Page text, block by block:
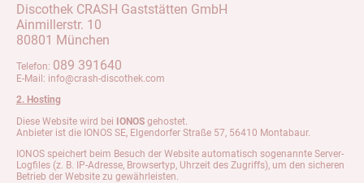
Discothek CRASH Gaststätten GmbH
Ainmillerstr. 10
80801 München
Telefon: 089 391640
E-Mail: info@crash-discothek.com
2. Hosting
Diese Website wird bei IONOS gehostet.
Anbieter ist die IONOS SE, Elgendorfer Straße 57, 56410 Montabaur.
IONOS speichert beim Besuch der Website automatisch sogenannte Server-
Logfiles (z. B. IP-Adresse, Browsertyp, Uhrzeit des Zugriffs), um den sicheren
Betrieb der Website zu gewährleisten.